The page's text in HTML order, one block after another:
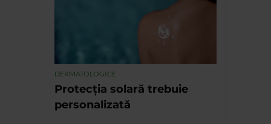
DERMATOLOGICE
Protecția solară trebuie
personalizată